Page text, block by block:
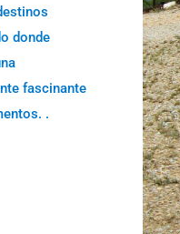
donde
fascinante
.